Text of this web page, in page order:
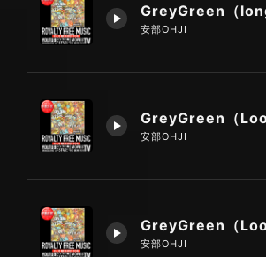
GreyGreen（
安部OHJI
GreyGreen（
安部OHJI
GreyGreen（
安部OHJI